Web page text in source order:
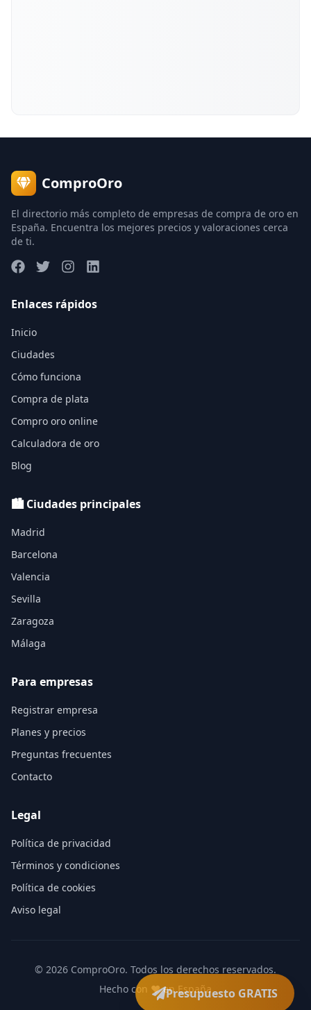
Presupuesto GRATIS
ComproOro
El directorio más completo de empresas de compra de oro en
España. Encuentra los mejores precios y valoraciones cerca
de ti.
Enlaces rápidos
Inicio
Ciudades
Cómo funciona
Compra de plata
Compro oro online
Calculadora de oro
Blog
🏙️ Ciudades principales
Madrid
Barcelona
Valencia
Sevilla
Zaragoza
Málaga
Para empresas
Registrar empresa
Planes y precios
Preguntas frecuentes
Contacto
Legal
Política de privacidad
Términos y condiciones
Política de cookies
Aviso legal
© 2026 ComproOro. Todos los derechos reservados.
Hecho con ❤️ en España